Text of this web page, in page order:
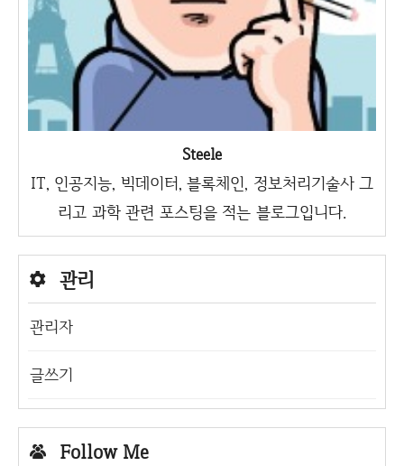
Steele
IT, 인공지능, 빅데이터, 블록체인, 정보처리기술사 그
리고 과학 관련 포스팅을 적는 블로그입니다.
관리
관리자
글쓰기
Follow Me